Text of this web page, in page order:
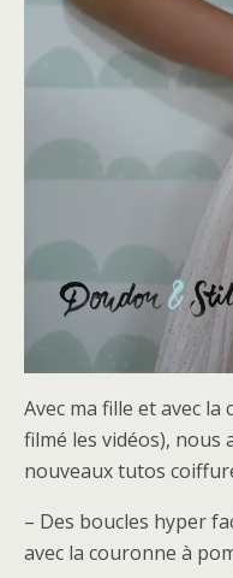
Avec ma fille et avec
filmé les vidéos), nous
nouveaux tutos
– Des boucles hyper
avec la couronne à